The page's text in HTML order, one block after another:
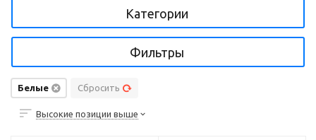
Категории
Фильтры
Белые Сбросить
Высокие позиции выше